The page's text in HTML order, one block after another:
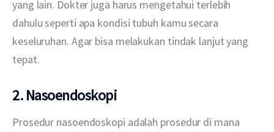
yang lain. Dokter juga harus mengetahui terlebih
dahulu seperti apa kondisi tubuh kamu secara
keseluruhan. Agar bisa melakukan tindak lanjut yang
tepat.
2. Nasoendoskopi
Prosedur nasoendoskopi adalah prosedur di mana